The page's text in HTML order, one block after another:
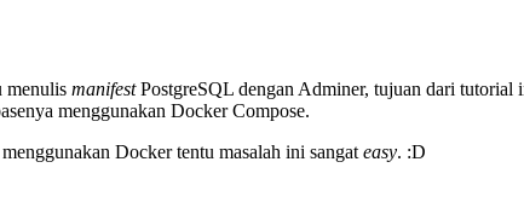
menulis manifestPostgreSQL dengan Adminer, tujuan dari tutorial
menggunakan Docker Compose.
Docker tentu masalah ini sangat easy. :D